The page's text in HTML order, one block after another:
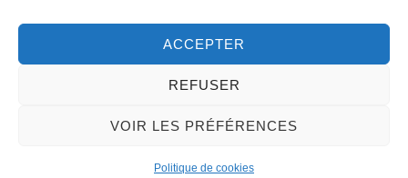
ACCEPTER
REFUSER
VOIR LES PRÉFÉRENCES
Politique de cookies